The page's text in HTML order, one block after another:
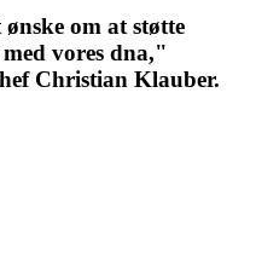
om at støtte
vores dna,"
Christian Klauber.